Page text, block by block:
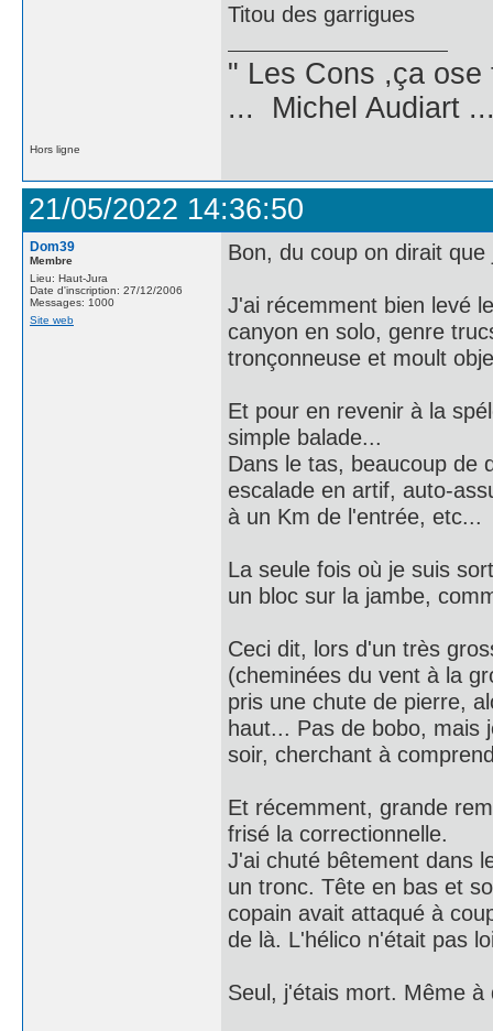
Titou des garrigues
" Les Cons ,ça
... Michel Audiart
Hors ligne
21/05/2022 14:36:50
Dom39
Membre
Lieu: Haut-Jura
Date d'inscription: 27/12/2006
Messages: 1000
Site web
Bon, du coup on dirait
J'ai récemment bien levé
canyon en solo, genre
tronçonneuse et moult
Et pour en revenir à la
simple balade...
Dans le tas, beaucoup de
escalade en artif, auto-
à un Km de l'entrée, etc...
La seule fois où je suis
un bloc sur la jambe,
Ceci dit, lors d'un très
(cheminées du vent à la
pris une chute de pierre,
haut... Pas de bobo, mais
soir, cherchant à
Et récemment, grande
frisé la correctionnelle.
J'ai chuté bêtement dans
un tronc. Tête en bas et
copain avait attaqué à
de là. L'hélico n'était pas
Seul, j'étais mort. Même